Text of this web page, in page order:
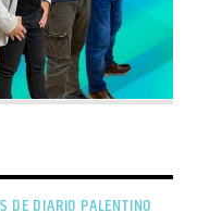
DE DIARIO PALENTINO